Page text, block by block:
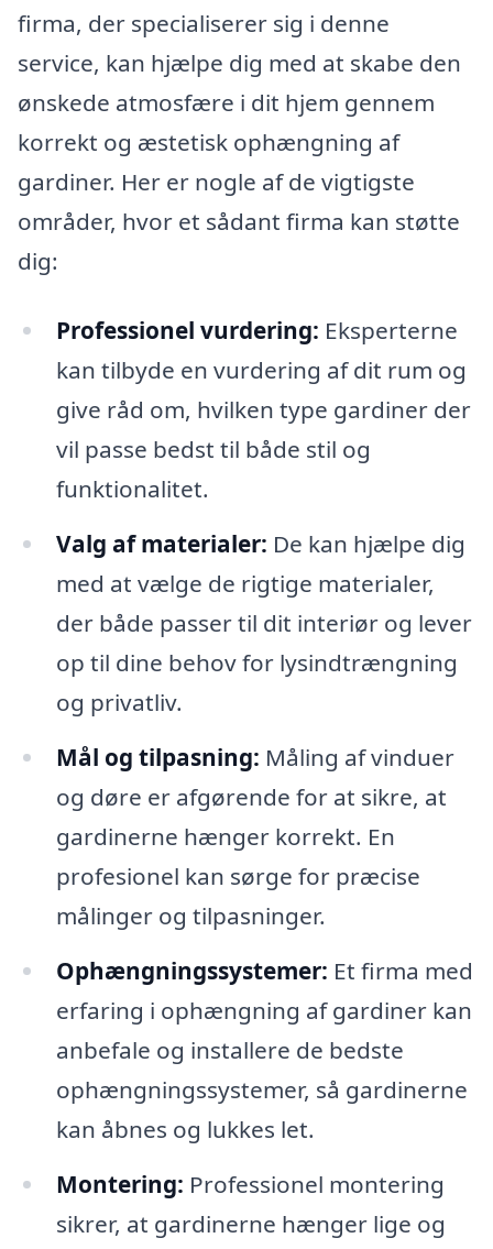
firma, der specialiserer sig i denne
service, kan hjælpe dig med at skabe den
ønskede atmosfære i dit hjem gennem
korrekt og æstetisk ophængning af
gardiner. Her er nogle af de vigtigste
områder, hvor et sådant firma kan støtte
dig:
Professionel vurdering: Eksperterne
kan tilbyde en vurdering af dit rum og
give råd om, hvilken type gardiner der
vil passe bedst til både stil og
funktionalitet.
Valg af materialer: De kan hjælpe dig
med at vælge de rigtige materialer,
der både passer til dit interiør og lever
op til dine behov for lysindtrængning
og privatliv.
Mål og tilpasning: Måling af vinduer
og døre er afgørende for at sikre, at
gardinerne hænger korrekt. En
profesionel kan sørge for præcise
målinger og tilpasninger.
Ophængningssystemer: Et firma med
erfaring i ophængning af gardiner kan
anbefale og installere de bedste
ophængningssystemer, så gardinerne
kan åbnes og lukkes let.
Montering: Professionel montering
sikrer, at gardinerne hænger lige og